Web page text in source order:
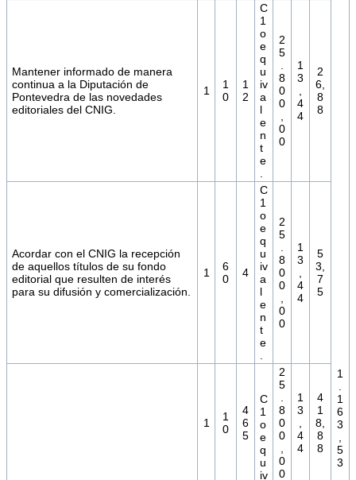
1
1
6
3
5
3
Mantener informado de manera
continua a la Diputación de
Pontevedra de las novedades
editoriales del CNIG.
1
1
0
1
2
C
1
o
e
q
u
iv
a
l
e
n
t
e
2
5
8
0
0
0
0
1
3
4
4
2
6,
8
8
Acordar con el CNIG la recepción
de aquellos títulos de su fondo
editorial que resulten de interés
para su difusión y comercialización.
1
6
0
4
C
1
o
e
q
u
iv
a
l
e
n
t
e
2
5
8
0
0
0
0
1
3
4
4
5
3,
7
5
1
1
0
4
6
5
C
1
o
e
q
u
iv
2
5
8
0
0
0
0
1
3
4
4
4
1
8,
8
8